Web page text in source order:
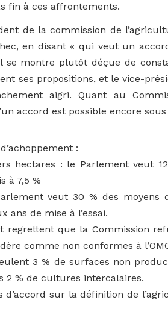
fin à ces affrontements.
de la commission de
en disant « qui veut un
se montre plutôt déçue de
ses propositions, et le vice-
aigri. Quant au
accord est possible encore
:
hectares : le Parlement veut
à 7,5 %
veut 30 % des
ans de mise à l’essai.
regrettent que la Commission
comme non conformes à
3 % de surfaces non
2 % de cultures intercalaires.
d’accord sur la définition de